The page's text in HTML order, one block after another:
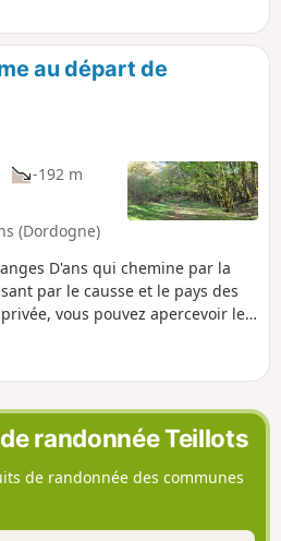
conduira
depuis le
en pente
La-Chapelle-
bitumée au
que
au départ de
-192 m
(Dordogne)
D'ans qui chemine par la
par le causse et le pays des
vous pouvez apercevoir les
utilisés par les habitants
randonnée Teillots
de randonnée des communes